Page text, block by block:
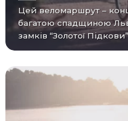
Цей веломаршрут – концентрований коктейль
багатою спадщиною
замків “Золотої